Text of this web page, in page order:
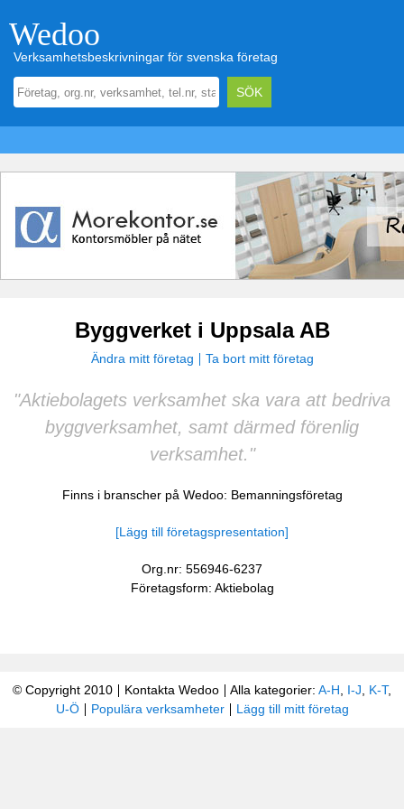
Wedoo
Verksamhetsbeskrivningar för svenska företag
Byggverket i Uppsala AB
Ändra mitt företag Ta bort mitt företag
"Aktiebolagets verksamhet ska vara att bedriva
byggverksamhet, samt därmed förenlig
verksamhet."
Finns i branscher på Wedoo: Bemanningsföretag
[Lägg till företagspresentation]
Org.nr: 556946-6237
Företagsform: Aktiebolag
© Copyright 2010 Kontakta Wedoo Alla kategorier: A-H I-J K-T,
U-Ö
Populära verksamheter Lägg till mitt företag